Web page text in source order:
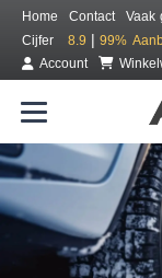
Home Contact
Vaak
Cijfer
8.9 | 99%
Account